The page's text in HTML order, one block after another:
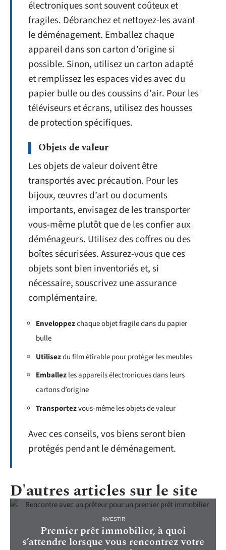
électroniques sont souvent coûteux et
fragiles. Débranchez et nettoyez-les avant
le déménagement. Emballez chaque
appareil dans son carton d’origine si
possible. Sinon, utilisez un carton adapté
et remplissez les espaces vides avec du
papier bulle ou des coussins d’air. Pour les
téléviseurs et écrans, utilisez des housses
de protection spécifiques.
Objets de valeur
Les objets de valeur doivent être
transportés avec précaution. Pour les
bijoux, œuvres d’art ou documents
importants, envisagez de les transporter
vous-même plutôt que de les confier aux
déménageurs. Utilisez des coffres ou des
boîtes sécurisées. Assurez-vous que ces
objets sont bien inventoriés et, si
nécessaire, souscrivez une assurance
complémentaire.
Enveloppezchaque objet fragile dans du papier
bulle
Utilisezdu film étirable pour protéger les meubles
Emballezles appareils électroniques dans leurs
cartons d’origine
Transportezvous-même les objets de valeur
Avec ces conseils, vos biens seront bien
protégés pendant le déménagement.
D'autres articles sur le site
INVESTIR
Premier prêt immobilier, à quoi
s’attendre lorsque vous rencontrez votre